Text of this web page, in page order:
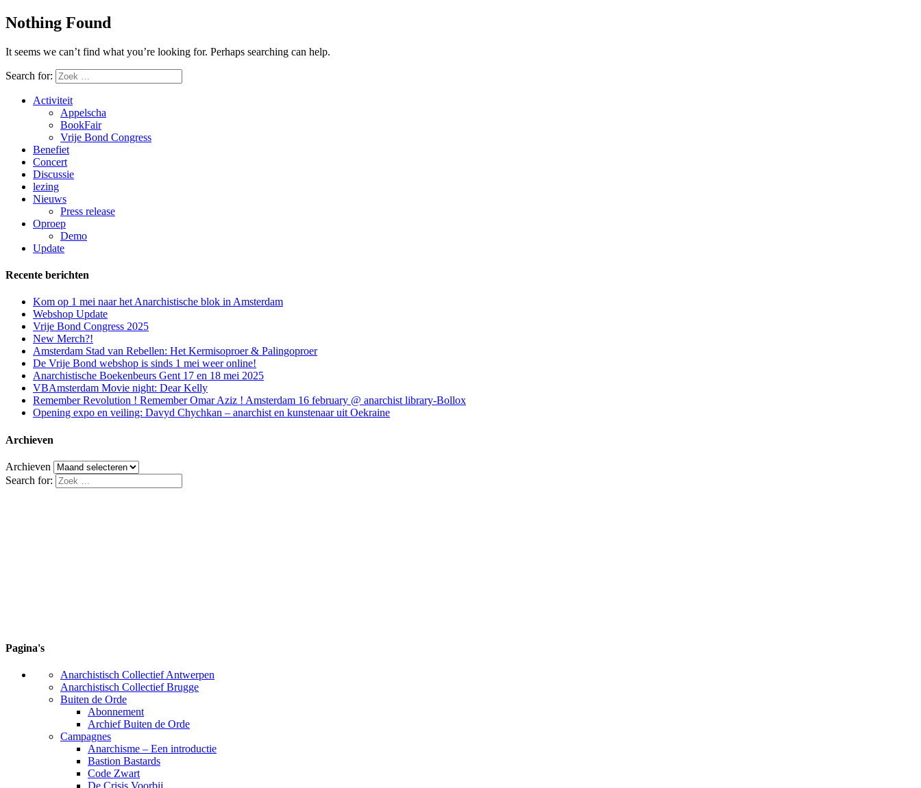
Nothing Found
It seems we can’t find what you’re looking for. Perhaps searching can help.
Search for:
Activiteit
Appelscha
BookFair
Vrije Bond Congress
Benefiet
Concert
Discussie
lezing
Nieuws
Press release
Oproep
Demo
Update
Recente berichten
Kom op 1 mei naar het Anarchistische blok in Amsterdam
Webshop Update
Vrije Bond Congress 2025
New Merch?!
Amsterdam Stad van Rebellen: Het Kermisoproer & Palingoproer
De Vrije Bond webshop is sinds 1 mei weer online!
Anarchistische Boekenbeurs Gent 17 en 18 mei 2025
VBAmsterdam Movie night: Dear Kelly
Remember Revolution ! Remember Omar Aziz ! Amsterdam 16 february @ anarchist library-Bollox
Opening expo en veiling: Davyd Chychkan – anarchist en kunstenaar uit Oekraine
Archieven
Archieven
Search for:
Pagina's
Anarchistisch Collectief Antwerpen
Anarchistisch Collectief Brugge
Buiten de Orde
Abonnement
Archief Buiten de Orde
Campagnes
Anarchisme – Een introductie
Bastion Bastards
Code Zwart